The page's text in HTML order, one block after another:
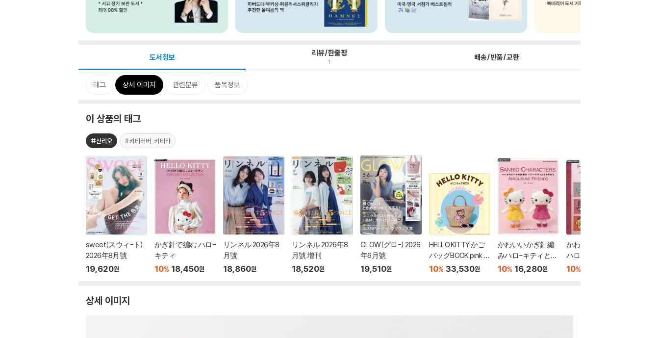
도서정보 리뷰/한줄평
1 배송/반품/교환
태그 상세 이미지 관련분류 품목정보
이 상품의 태그
#산리오 #키티러버_키티라
sweet(スウィ-ト)
2026年8月號
19,620원
かぎ針で編む ハロ-
キティ
10% 18,450원
リンネル 2026年8
月號
18,860원
リンネル 2026年8
月號 增刊
18,520원
GLOW(グロ-) 2026
年6月號
19,510원
HELLO KITTY かご
バッグBOOK pink d
olphin ver.
10% 33,530원
かわいいかぎ針編
みハロ-キティとな
かまたち 新裝版
10% 16,280원
かわいい棒針編み
ハロ-キティとなか
またちの編みこみ
10%
상세 이미지